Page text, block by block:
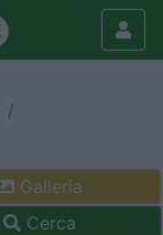
Galleria
Cerca